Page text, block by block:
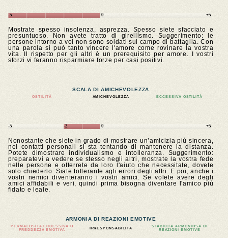
-5 0 +5
Mostrate spesso insolenza, asprezza. Spesso siete sfacciato e
presuntuoso. Non avete tratto di girellismo. Suggerimento: le
persone intorno a voi non sono soldati sul campo di battaglia. Con
una parola si può tanto vincere l'amore come rovinare la vostra
vita. Il rispetto per gli altri è un prerequisito per amore. I vostri
sforzi vi faranno risparmiare forze per casi positivi.
SCALA DI AMICHEVOLEZZA
OSTILITÀ AMICHEVOLEZZA ECCESSIVA OSTILITÀ
-5 -2 0 +5
Nonostante che siete in grado di mostrare un’amicizia più sincera,
nei contatti personali si sta tentando di mantenere la distanza.
Potete dimostrare individualismo e intolleranza. Suggerimento:
preparatevi a vedere se stesso negli altri, mostrate la vostra fede
nelle persone e otterrete da loro l'aiuto che necessitate, dovete
solo chiederlo. Siate tollerante agli errori degli altri. E poi, anche i
vostri nemici diventeranno i vostri amici. Se volete avere degli
amici affidabili e veri, quindi prima bisogna diventare l'amico più
fidato e leale.
ARMONIA DI REAZIONI EMOTIVE
PERMALOSITÀ ECCESSIVA O
FREDDEZZA EMOTIVA
IRRESPONSABILITÀ
STABILITÀ ARMONIOSA DI
REAZIONI EMOTIVE